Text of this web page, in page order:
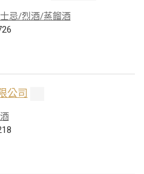
忌/烈酒/蒸餾酒
公司